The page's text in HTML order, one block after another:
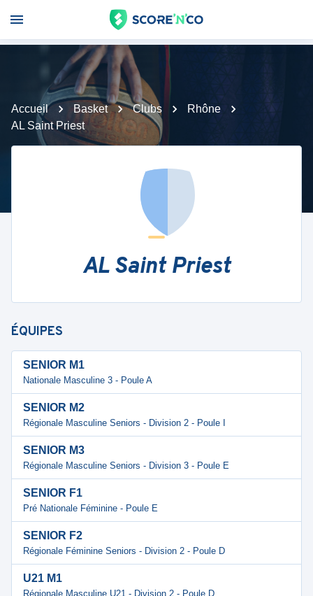
Accueil Basket Clubs
Rhône
AL Saint Priest
AL Saint Priest
ÉQUIPES
SENIOR M1
Nationale Masculine 3 - Poule A
SENIOR M2
Régionale Masculine Seniors - Division 2 - Poule I
SENIOR M3
Régionale Masculine Seniors - Division 3 - Poule E
SENIOR F1
Pré Nationale Féminine - Poule E
SENIOR F2
Régionale Féminine Seniors - Division 2 - Poule D
U21 M1
Régionale Masculine U21 - Division 2 - Poule D